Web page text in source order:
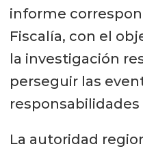
informe
Fiscalía, con el
la investigación
perseguir las
responsabilidades
La autoridad